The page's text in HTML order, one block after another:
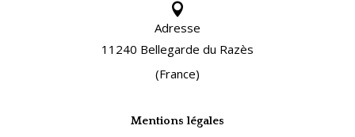

Adresse
11240 Bellegarde du Razès
(France)
Mentions légales